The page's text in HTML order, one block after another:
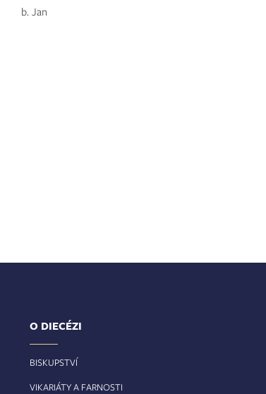
b. Jan
O DIECÉZI
BISKUPSTVÍ
VIKARIÁTY A FARNOSTI